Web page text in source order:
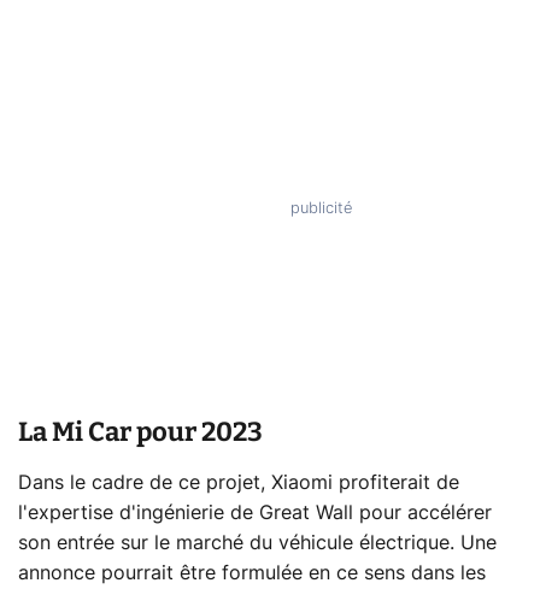
La Mi Car pour 2023
Dans le cadre de ce projet, Xiaomi profiterait de
l'expertise d'ingénierie de Great Wall pour accélérer
son entrée sur le marché du véhicule électrique. Une
annonce pourrait être formulée en ce sens dans les